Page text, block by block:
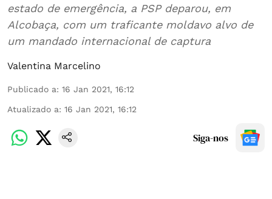
estado de emergência, a PSP deparou, em
Alcobaça, com um traficante moldavo alvo de
um mandado internacional de captura
Valentina Marcelino
Publicado a: 16 Jan 2021, 16:12
Atualizado a: 16 Jan 2021, 16:12
Siga-nos